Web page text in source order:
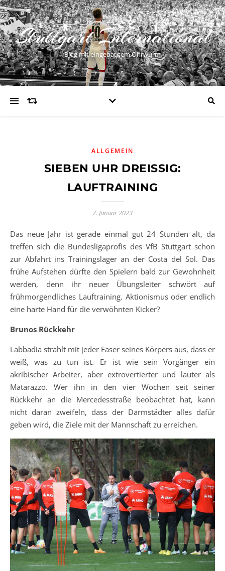
Stuttgart International
Blog mit eingebautem Ohrwurm
ALLGEMEIN
SIEBEN UHR DREISSIG: L
AUFTRAINING
7. Januar 2023
Das neue Jahr ist gerade einmal gut 24 Stunden alt, da
treffen sich die Bundesligaprofis des VfB Stuttgart schon
zur Abfahrt ins Trainingslager an der Costa del Sol. Das
frühe Aufstehen dürfte den Spielern bald zur Gewohnheit
werden, denn ihr neuer Übungsleiter schwört auf
frühmorgendliches Lauftraining. Aktionismus oder endlich
eine harte Hand für die verwöhnten Kicker?
Brunos Rückkehr
Labbadia strahlt mit jeder Faser seines Körpers aus, dass er
weiß, was zu tun ist. Er ist wie sein Vorgänger ein
akribischer Arbeiter, aber extrovertierter und lauter als
Matarazzo. Wer ihn in den vier Wochen seit seiner
Rückkehr an die Mercedesstraße beobachtet hat, kann
nicht daran zweifeln, dass der Darmstädter alles dafür
geben wird, die Ziele mit der Mannschaft zu erreichen.